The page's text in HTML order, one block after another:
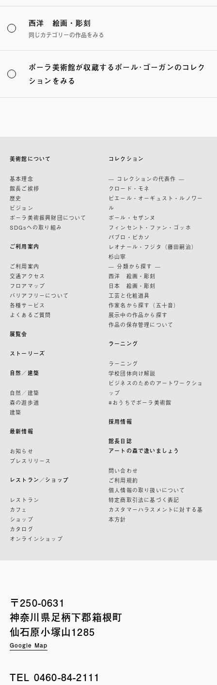
西洋 絵画・彫刻
同じカテゴリーの作品をみる
ポーラ美術館が収蔵するポール･ゴーガンのコレク
ションをみる
美術館について
基本理念
館長ご挨拶
歴史
ビジョン
ポーラ美術振興財団について
SDGsへの取り組み
ご利用案内
ご利用案内
交通アクセス
フロアマップ
バリアフリーについて
各種サービス
よくあるご質問
展覧会
ストーリーズ
自然／建築
自然／建築
森の遊歩道
建築
最新情報
お知らせ
プレスリリース
レストラン／ショップ
レストラン
カフェ
ショップ
カタログ
オンラインショップ
コレクション
— コレクションの代表作 —
クロード・モネ
ピエール・オーギュスト・ルノワー
ル
ポール・セザンヌ
フィンセント・ファン・ゴッホ
パブロ・ピカソ
レオナール・フジタ（藤田嗣治）
杉山寧
— 分類から探す —
西洋 絵画・彫刻
日本 絵画・彫刻
工芸と化粧道具
作家名から探す（五十音）
展示中の作品から探す
作品の保存管理について
ラーニング
ラーニング
学校団体向け解説
ビジネスのためのアートワークショ
ップ
#おうちでポーラ美術館
採用情報
館長日誌
アートの森で逢いましょう
問い合わせ
ご利用規約
個人情報の取り扱いについて
特定商取引法に基づく表記
カスタマーハラスメントに対する基
本方針
〒250-0631
神奈川県足柄下郡箱根町
仙石原小塚山1285
Google Map
TEL 0460-84-2111